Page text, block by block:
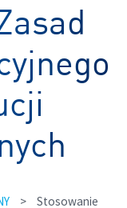
>
Stosowanie